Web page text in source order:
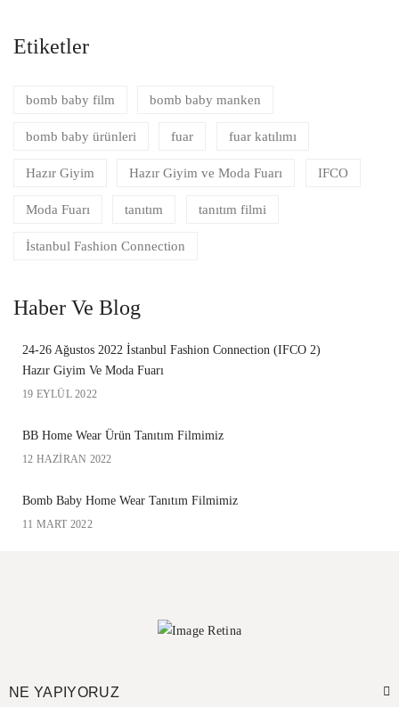
Etiketler
bomb baby film bomb baby manken
bomb baby ürünleri fuar fuar katılımı
Hazır Giyim Hazır Giyim ve Moda Fuarı IFCO
Moda Fuarı tanıtım tanıtım filmi
İstanbul Fashion Connection
Haber Ve Blog
24-26 Ağustos 2022 İstanbul Fashion Connection (IFCO 2)
Hazır Giyim Ve Moda Fuarı
19 EYLÜL 2022
BB Home Wear Ürün Tanıtım Filmimiz
12 HAZIRAN 2022
Bomb Baby Home Wear Tanıtım Filmimiz
11 MART 2022
NE YAPIYORUZ